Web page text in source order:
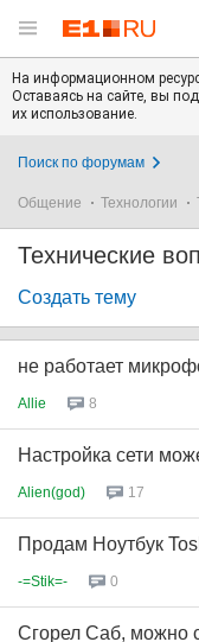
На информационном
Оставаясь на сайте, вы
их использование.
Поиск по форумам
Общение Технологии
Технические
Создать тему
не работает
Allie 8
Настройка сети
Alien(god) 17
Продам Ноутбук
-=Stik=- 0
Сгорел Саб, можно